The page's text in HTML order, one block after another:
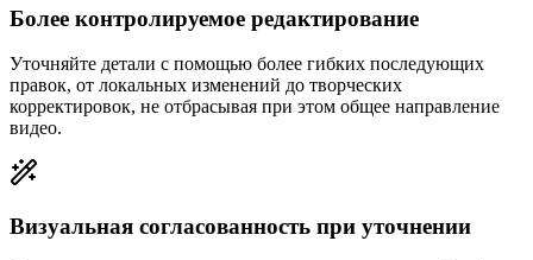
Более контролируемое редактирование
Уточняйте детали с помощью более гибких последующих
правок, от локальных изменений до творческих
корректировок, не отбрасывая при этом общее направление
видео.
Визуальная согласованность при уточнении